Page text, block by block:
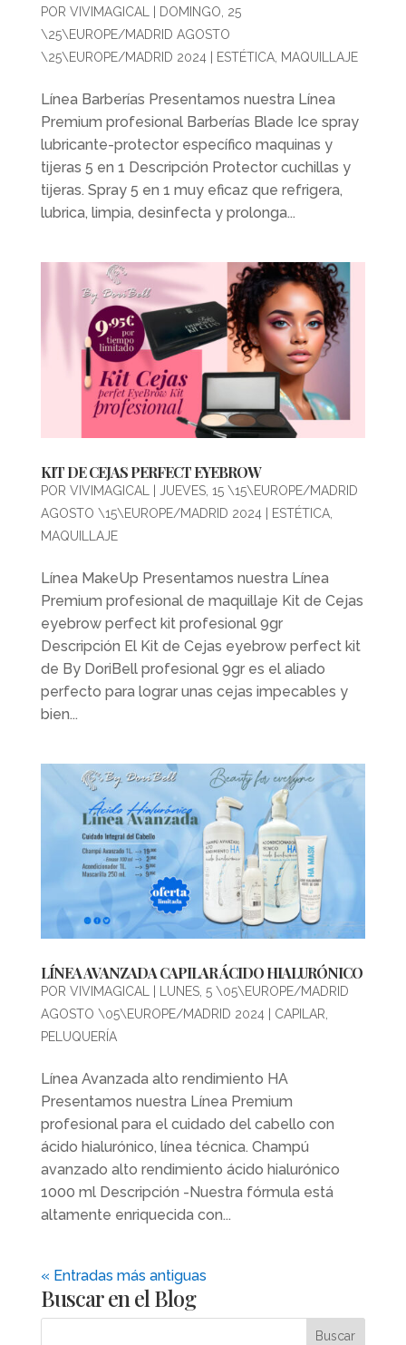
POR VIVIMAGICAL|
DOMINGO, 25
\25\EUROPE/MADRID AGOSTO
\25\EUROPE/MADRID 2024| ESTÉTICA, MAQUILLAJE
Línea Barberías Presentamos nuestra Línea
Premium profesional Barberías Blade Ice spray
lubricante-protector específico maquinas y
tijeras 5 en 1 Descripción Protector cuchillas y
tijeras. Spray 5 en 1 muy eficaz que refrigera,
lubrica, limpia, desinfecta y prolonga...
KIT DE CEJAS PERFECT EYEBROW
POR VIVIMAGICAL
JUEVES, 15 \15\EUROPE/MADRID
AGOSTO \15\EUROPE/MADRID 2024| ESTÉTICA,
MAQUILLAJE
Línea MakeUp Presentamos nuestra Línea
Premium profesional de maquillaje Kit de Cejas
eyebrow perfect kit profesional 9gr
Descripción El Kit de Cejas eyebrow perfect kit
de By DoriBell profesional 9gr es el aliado
perfecto para lograr unas cejas impecables y
bien...
LÍNEA AVANZADA CAPILAR ÁCIDO HIALURÓNICO
POR VIVIMAGICAL
LUNES, 5 \05\EUROPE/MADRID
AGOSTO \05\EUROPE/MADRID 2024| CAPILAR
PELUQUERÍA
Línea Avanzada alto rendimiento HA
Presentamos nuestra Línea Premium
profesional para el cuidado del cabello con
ácido hialurónico, línea técnica. Champú
avanzado alto rendimiento ácido hialurónico
1000 ml Descripción -Nuestra fórmula está
altamente enriquecida con...
« Entradas más antiguas
Buscar en el Blog